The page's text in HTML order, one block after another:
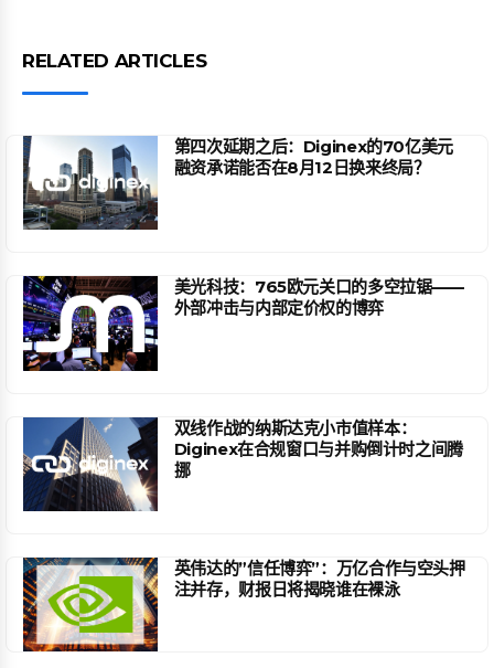
RELATED ARTICLES
第四次延期之后：Diginex的70亿美元
融资承诺能否在8月12日换来终局？
美光科技：765欧元关口的多空拉锯——
外部冲击与内部定价权的博弈
双线作战的纳斯达克小市值样本：
Diginex在合规窗口与并购倒计时之间腾
挪
英伟达的”信任博弈”：万亿合作与空头押
注并存，财报日将揭晓谁在裸泳